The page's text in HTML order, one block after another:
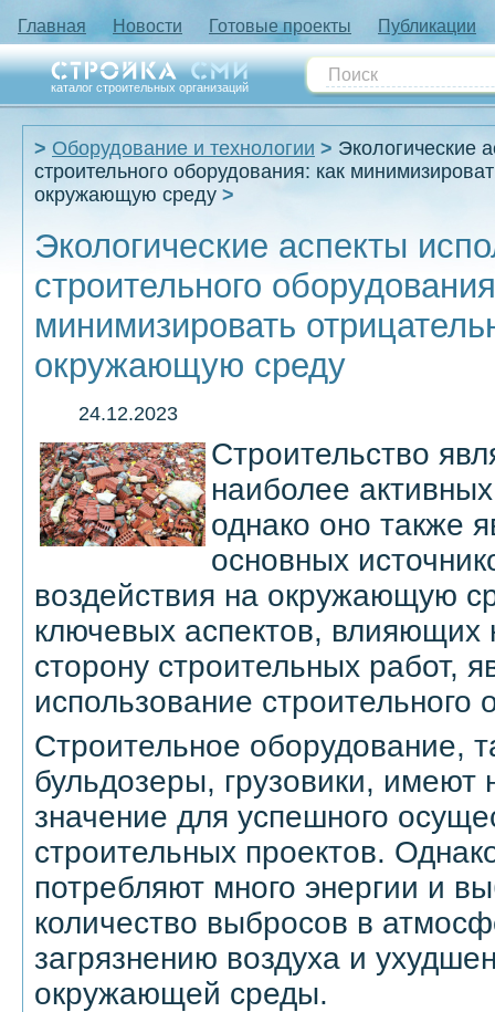
Главная Новости Готовые проекты Публикации
каталог строительных организаций
Оборудование и технологии
Экологические
строительного оборудования: как
окружающую среду
Экологические аспекты
строительного
минимизировать
окружающую среду
24.12.2023
Строительство
наиболее
однако оно также
основных
воздействия на окружающую
ключевых аспектов, влияющих
сторону строительных работ,
использование строительного
Строительное оборудование,
бульдозеры, грузовики, имеют
значение для успешного
строительных проектов.
потребляют много энергии и
количество выбросов в
загрязнению воздуха и
окружающей среды.